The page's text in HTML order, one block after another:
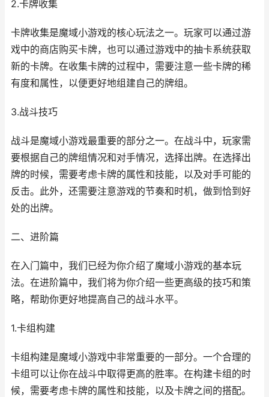
2.卡牌收集
卡牌收集是魔域小游戏的核心玩法之一。玩家可以通过游
戏中的商店购买卡牌，也可以通过游戏中的抽卡系统获取
新的卡牌。在收集卡牌的过程中，需要注意一些卡牌的稀
有度和属性，以便更好地组建自己的牌组。
3.战斗技巧
战斗是魔域小游戏最重要的部分之一。在战斗中，玩家需
要根据自己的牌组情况和对手情况，选择出牌。在选择出
牌的时候，需要考虑卡牌的属性和技能，以及对手可能的
反击。此外，还需要注意游戏的节奏和时机，做到恰到好
处的出牌。
二、进阶篇
在入门篇中，我们已经为你介绍了魔域小游戏的基本玩
法。在进阶篇中，我们将为你介绍一些更高级的技巧和策
略，帮助你更好地提高自己的战斗水平。
1.卡组构建
卡组构建是魔域小游戏中非常重要的一部分。一个合理的
卡组可以让你在战斗中取得更高的胜率。在构建卡组的时
候，需要考虑卡牌的属性和技能，以及卡牌之间的搭配。